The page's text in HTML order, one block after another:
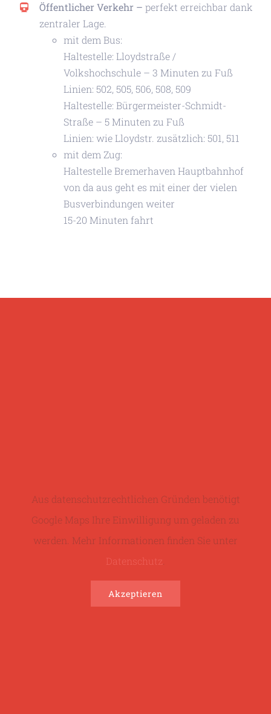
Öffentlicher Verkehr – perfekt erreichbar dank
zentraler Lage.
mit dem Bus:
Haltestelle: Lloydstraße /
Volkshochschule – 3 Minuten zu Fuß
Linien: 502, 505, 506, 508, 509
Haltestelle: Bürgermeister-Schmidt-
Straße – 5 Minuten zu Fuß
Linien: wie Lloydstr. zusätzlich: 501, 511
mit dem Zug:
Haltestelle Bremerhaven Hauptbahnhof
von da aus geht es mit einer der vielen
Busverbindungen weiter
15-20 Minuten fahrt
Aus datenschutzrechtlichen Gründen benötigt
Google Maps Ihre Einwilligung um geladen zu
werden. Mehr Informationen finden Sie unter
Datenschutz.
Akzeptieren